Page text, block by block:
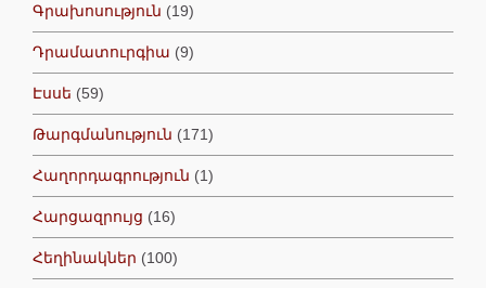
Գրախոսություն (19)
Դրամատուրգիա (9)
Էսսե (59)
Թարգմանություն (171)
Հաղորդագրություն (1)
Հարցազրույց (16)
Հեղինակներ (100)